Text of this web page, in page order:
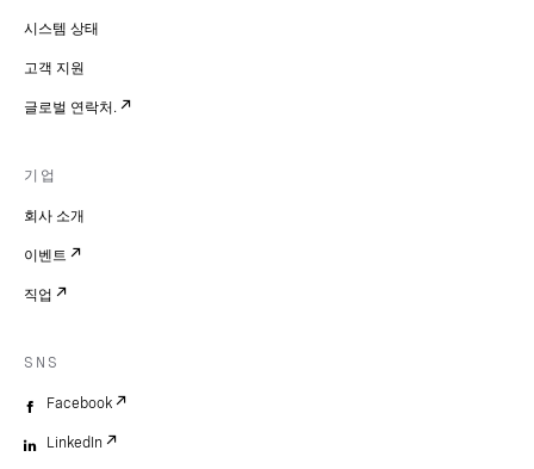
시스템 상태
고객 지원
글로벌 연락처.
기업
회사 소개
이벤트
직업
SNS
Facebook
LinkedIn